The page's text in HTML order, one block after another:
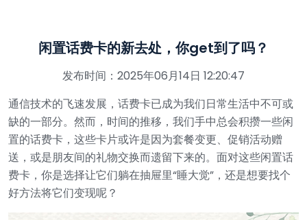
闲置话费卡的新去处，你get到了吗？
发布时间：2025年06月14日 12:20:47
通信技术的飞速发展，话费卡已成为我们日常生活中不可或
缺的一部分。然而，时间的推移，我们手中总会积攒一些闲
置的话费卡，这些卡片或许是因为套餐变更、促销活动赠
送，或是朋友间的礼物交换而遗留下来的。面对这些闲置话
费卡，你是选择让它们躺在抽屉里“睡大觉”，还是想要找个
好方法将它们变现呢？